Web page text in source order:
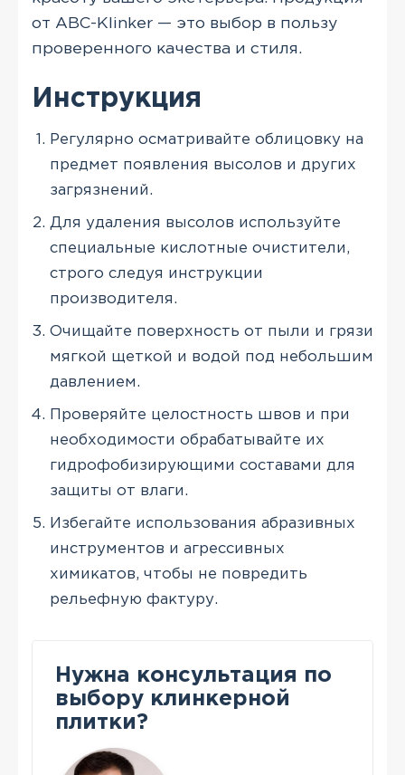
от ABC-Klinker — это выбор в пользу
проверенного качества и стиля.
Инструкция
Регулярно осматривайте облицовку на
предмет появления высолов и других
загрязнений.
Для удаления высолов используйте
специальные кислотные очистители,
строго следуя инструкции
производителя.
Очищайте поверхность от пыли и грязи
мягкой щеткой и водой под небольшим
давлением.
Проверяйте целостность швов и при
необходимости обрабатывайте их
гидрофобизирующими составами для
защиты от влаги.
Избегайте использования абразивных
инструментов и агрессивных
химикатов, чтобы не повредить
рельефную фактуру.
Нужна консультация по
выбору клинкерной
плитки?